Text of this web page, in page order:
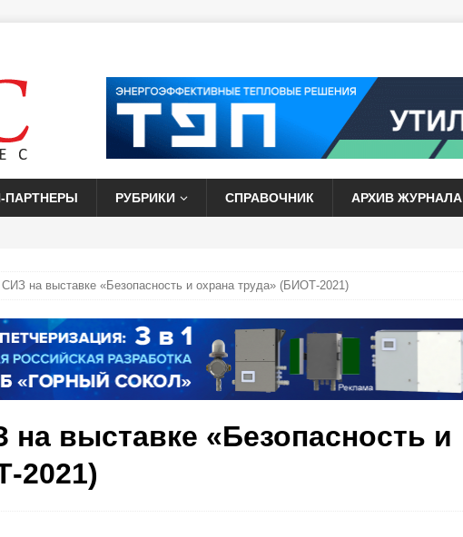
ПАРТНЕРЫ РУБРИКИ СПРАВОЧНИК АРХИВ ЖУРНАЛА
на выставке «Безопасность и охрана труда» (БИОТ-2021)
выставке «Безопасность и
2021)